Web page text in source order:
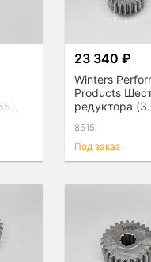
23 340 ₽
Winters
Products
редуктора
8515
Под заказ